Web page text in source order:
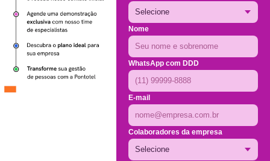
Nome
WhatsApp com DDD
E-mail
Colaboradores da empresa